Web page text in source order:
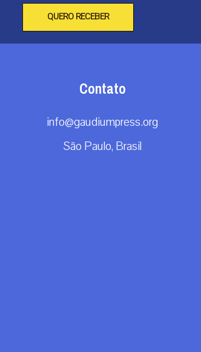
QUERO RECEBER
Contato
info@gaudiumpress.org
São Paulo, Brasil